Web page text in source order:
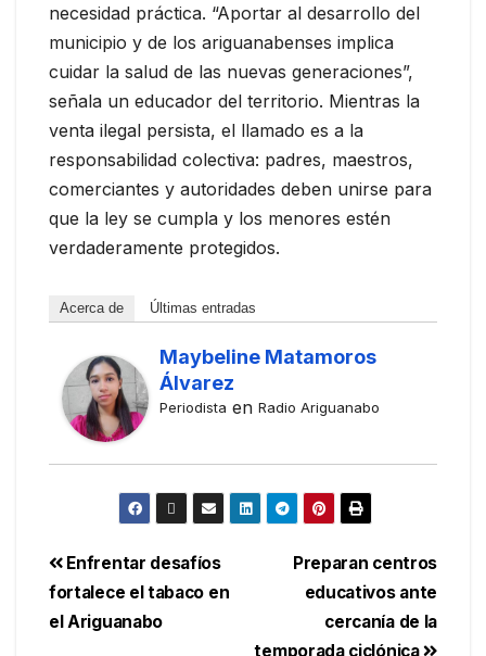
necesidad práctica. “Aportar al desarrollo del
municipio y de los ariguanabenses implica
cuidar la salud de las nuevas generaciones”,
señala un educador del territorio. Mientras la
venta ilegal persista, el llamado es a la
responsabilidad colectiva: padres, maestros,
comerciantes y autoridades deben unirse para
que la ley se cumpla y los menores estén
verdaderamente protegidos.
Acerca de Últimas entradas
Maybeline Matamoros
Álvarez
Periodista en Radio Ariguanabo
Preparan centros
educativos ante
cercanía de la
temporada ciclónica
Enfrentar desafíos
fortalece el tabaco en
el Ariguanabo